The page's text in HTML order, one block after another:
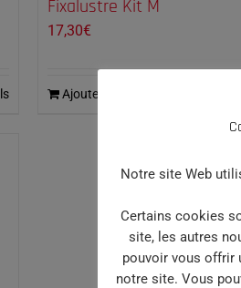
Fixalustre Kit M
17,30€
Ajouter au panier
Notre site Web
Certains cookies
site, les autres
pouvoir vous offrir
notre site. Vous